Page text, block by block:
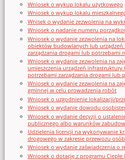
Wniosek o wykup lokalu użytkowego
Wniosek o wykup lokalu
Wnisek o wydanie zezwolenia na
Wniosek o nadanie numeru
Wniosek o wydanie zezwolenia na
obiektów budowlanych lub urządzeń
zarządzania drogami lub potrzebami
Wniosek o wydanie zezwolenia na
umieszczenia urządzeń infrastruktury
potrzebami zarządzania drogami lub
Wniosek o wydanie zezwolenia na
gminnej w celu prowadzenia robót
Wniosek o uzgodnienie lokalizacji/
Wniosek o wydanie dowodu
Wniosek o wydanie decyzji o
publicznego albo warunków
Udzielenia licencji na wykonywanie
drogowego w zakresie przewozu
Wniosek o wydanie zaświadczenia o
Wniosek o dotację z programu Ciepłe